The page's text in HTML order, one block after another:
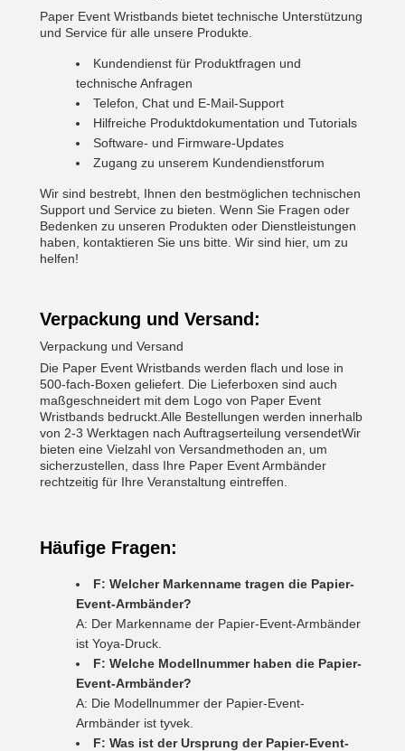
Paper Event Wristbands bietet technische Unterstützung
und Service für alle unsere Produkte.
Kundendienst für Produktfragen und
technische Anfragen
Telefon, Chat und E-Mail-Support
Hilfreiche Produktdokumentation und Tutorials
Software- und Firmware-Updates
Zugang zu unserem Kundendienstforum
Wir sind bestrebt, Ihnen den bestmöglichen technischen
Support und Service zu bieten. Wenn Sie Fragen oder
Bedenken zu unseren Produkten oder Dienstleistungen
haben, kontaktieren Sie uns bitte. Wir sind hier, um zu
helfen!
Verpackung und Versand:
Verpackung und Versand
Die Paper Event Wristbands werden flach und lose in
500-fach-Boxen geliefert. Die Lieferboxen sind auch
maßgeschneidert mit dem Logo von Paper Event
Wristbands bedruckt.Alle Bestellungen werden innerhalb
von 2-3 Werktagen nach Auftragserteilung versendetWir
bieten eine Vielzahl von Versandmethoden an, um
sicherzustellen, dass Ihre Paper Event Armbänder
rechtzeitig für Ihre Veranstaltung eintreffen.
Häufige Fragen:
F: Welcher Markenname tragen die Papier-
Event-Armbänder?
A: Der Markenname der Papier-Event-Armbänder
ist Yoya-Druck.
F: Welche Modellnummer haben die Papier-
Event-Armbänder?
A: Die Modellnummer der Papier-Event-
Armbänder ist tyvek.
F: Was ist der Ursprung der Papier-Event-